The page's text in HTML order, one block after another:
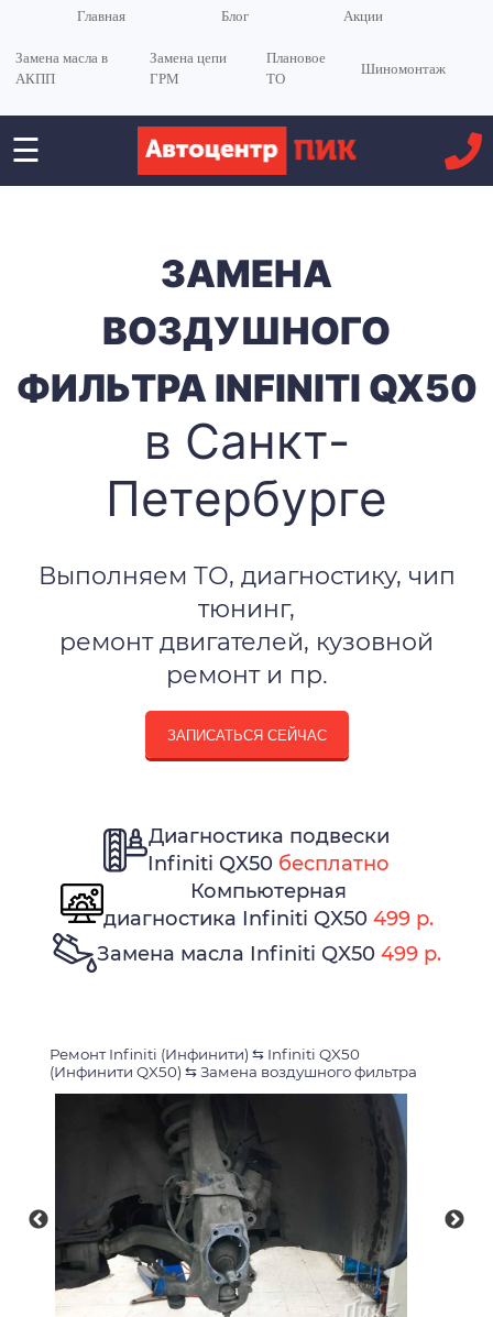
Главная Блог Акции
Замена масла в
АКПП
Замена цепи
ГРМ
Плановое
ТО
Шиномонтаж
☰
ЗАМЕНА
ВОЗДУШНОГО
ФИЛЬТРА INFINITI QX50
в Санкт-
Петербурге
Выполняем ТО, диагностику, чип
тюнинг,
ремонт двигателей, кузовной
ремонт и пр.
ЗАПИСАТЬСЯ СЕЙЧАС
Диагностика подвески
Infiniti QX50 бесплатно
Компьютерная
диагностика Infiniti QX50 499 р.
Замена масла Infiniti QX50 499 р.
Ремонт Infiniti (Инфинити) ⇆ Infiniti QX50
(Инфинити QX50) ⇆Замена воздушного фильтра